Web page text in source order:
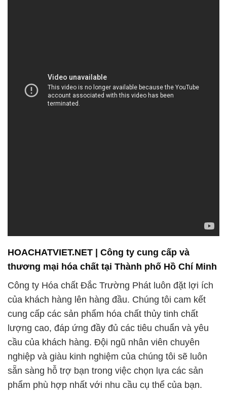
Công ty Hóa chất Đắc Trường Phát luôn đặt lợi ích
của khách hàng lên hàng đầu. Chúng tôi cam kết
cung cấp các sản phẩm hóa chất thủy tinh chất
lượng cao, đáp ứng đầy đủ các tiêu chuẩn và yêu
cầu của khách hàng. Đội ngũ nhân viên chuyên
nghiệp và giàu kinh nghiệm của chúng tôi sẽ luôn
sẵn sàng hỗ trợ bạn trong việc chọn lựa các sản
phẩm phù hợp nhất với nhu cầu cụ thể của bạn.
Chúng tôi tự hào về việc có mạng lưới phân phối
rộng khắp cả nước, giúp đáp ứng nhanh chóng và
hiệu quả mọi đơn đặt hàng từ các ngành công
nghiệp khác nhau. Sự đa dạng trong danh mục sản